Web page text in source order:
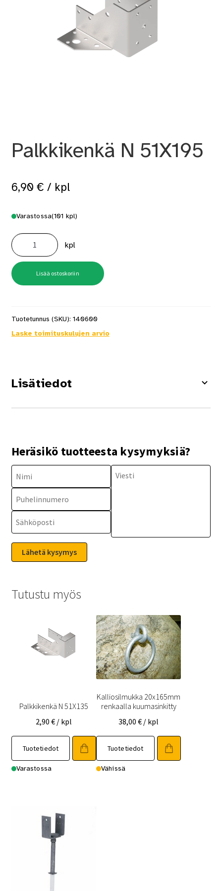
Palkkikenkä N 51X195
6,90 € / kpl
Varastossa(101 kpl)
Palkkikenkä
N
51X195
määrä
kpl
Lisää ostoskoriin
Tuotetunnus (SKU): 140600
Laske toimituskulujen arvio
Lisätiedot
Heräsikö tuotteesta kysymyksiä?
Tutustu myös
Palkkikenkä N 51X135
2,90 € / kpl
Tuotetiedot
Varastossa
Kalliosilmukka 20x165mm
renkaalla kuumasinkitty
38,00€ / kpl
Tuotetiedot
Vähissä